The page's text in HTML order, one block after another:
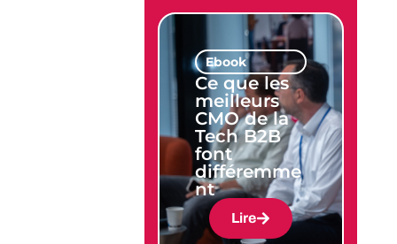
Ebook
Ce que les
meilleurs
CMO de la
Tech B2B
font
différemme
nt
Lire